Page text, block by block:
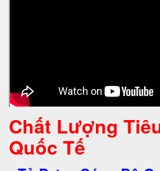
Chất Lượng
Quốc Tế